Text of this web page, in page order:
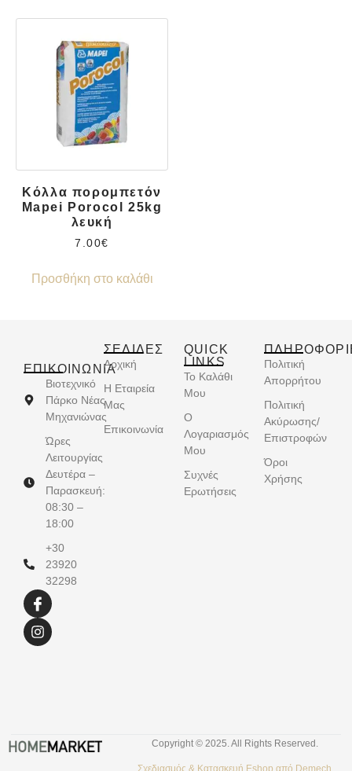
Κόλλα πορομπετόν
Mapei Porocol 25kg
λευκή
7.00€
Προσθήκη στο καλάθι
ΕΠΙΚΟΙΝΩΝΊΑ
Βιοτεχνικό
Πάρκο Νέας
Μηχανιώνας
Ώρες
Λειτουργίας
Δευτέρα –
Παρασκευή:
08:30 –
18:00
+30
23920
32298
ΣΕΛΙΔΕΣ
Αρχική
Η Εταιρεία
Μας
Επικοινωνία
QUICK
LINKS
Το Καλάθι
Μου
Ο
Λογαριασμός
Μου
Συχνές
Ερωτήσεις
Πολιτική
Απορρήτου
Πολιτική
Ακύρωσης/
Επιστροφών
Όροι
Χρήσης
Copyright © 2025. All Rights Reserved.
Σχεδιασμός & Κατασκευή Eshop από Demech